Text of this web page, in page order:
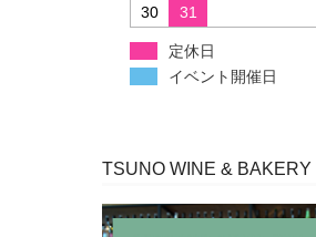
30
31
定休日
イベント開催日
TSUNO WINE & BAKERY